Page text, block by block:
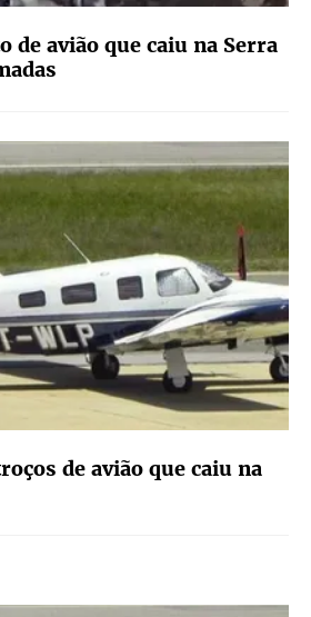
de avião que caiu na Serra
de avião que caiu na